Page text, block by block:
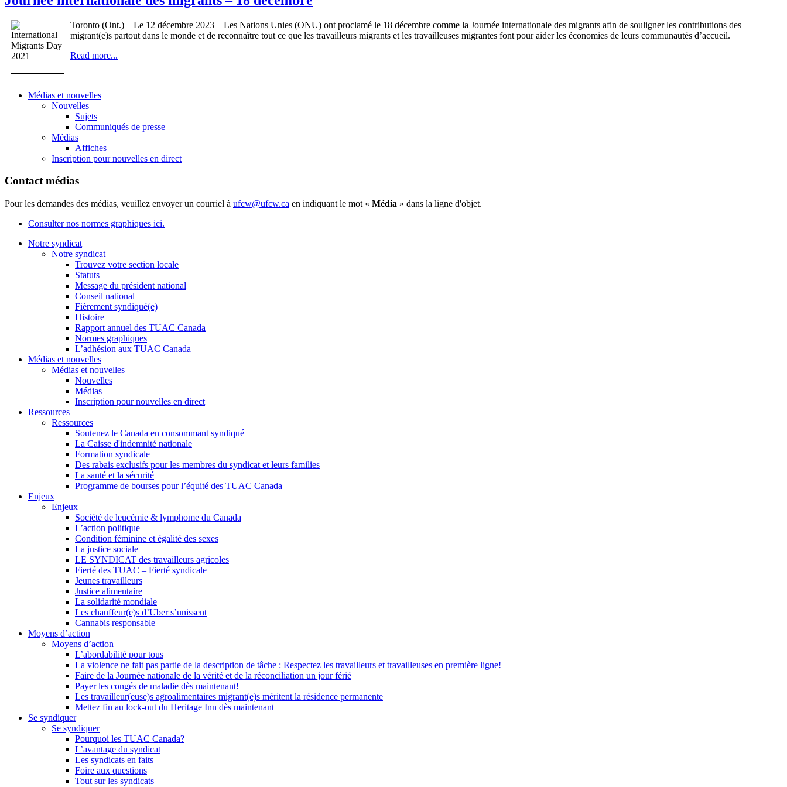
Toronto (Ont.) – Le 12 décembre 2023 – Les Nations Unies (ONU) ont proclamé le 18 décembre comme la Journée internationale des migrants afin de souligner les contributions des
migrant(e)s partout dans le monde et de reconnaître tout ce que les travailleurs migrants et les travailleuses migrantes font pour aider les économies de leurs communautés d’accueil.
Read more...
Médias et nouvelles
Nouvelles
Sujets
Communiqués de presse
Médias
Affiches
Inscription pour nouvelles en direct
Contact médias
Pour les demandes des médias, veuillez envoyer un courriel à ufcw@ufcw.ca en indiquant le mot « Média » dans la ligne d'objet.
Consulter nos normes graphiques ici.
Notre syndicat
Notre syndicat
Trouvez votre section locale
Statuts
Message du président national
Conseil national
Fièrement syndiqué(e)
Histoire
Rapport annuel des TUAC Canada
Normes graphiques
L’adhésion aux TUAC Canada
Médias et nouvelles
Médias et nouvelles
Nouvelles
Médias
Inscription pour nouvelles en direct
Ressources
Ressources
Soutenez le Canada en consommant syndiqué
La Caisse d'indemnité nationale
Formation syndicale
Des rabais exclusifs pour les membres du syndicat et leurs families
La santé et la sécurité
Programme de bourses pour l’équité des TUAC Canada
Enjeux
Enjeux
Société de leucémie & lymphome du Canada
L’action politique
Condition féminine et égalité des sexes
La justice sociale
LE SYNDICAT des travailleurs agricoles
Fierté des TUAC – Fierté syndicale
Jeunes travailleurs
Justice alimentaire
La solidarité mondiale
Les chauffeur(e)s d’Uber s’unissent
Cannabis responsable
Moyens d’action
Moyens d’action
L’abordabilité pour tous
La violence ne fait pas partie de la description de tâche : Respectez les travailleurs et travailleuses en première ligne!
Faire de la Journée nationale de la vérité et de la réconciliation un jour férié
Payer les congés de maladie dès maintenant!
Les travailleur(euse)s agroalimentaires migrant(e)s méritent la résidence permanente
Mettez fin au lock-out du Heritage Inn dès maintenant
Se syndiquer
Se syndiquer
Pourquoi les TUAC Canada?
L’avantage du syndicat
Les syndicats en faits
Foire aux questions
Tout sur les syndicats